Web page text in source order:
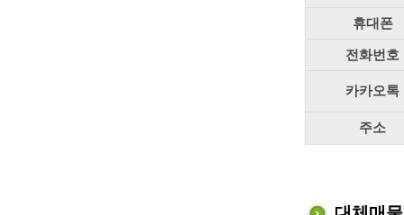
휴대폰
전화번호
카카오톡
주소